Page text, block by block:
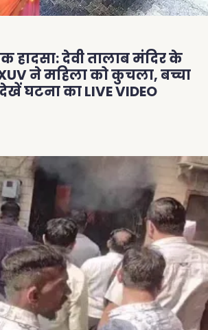
हादसा: देवी तालाब मंदिर के
ने महिला को कुचला, बच्चा
घटना का LIVE VIDEO